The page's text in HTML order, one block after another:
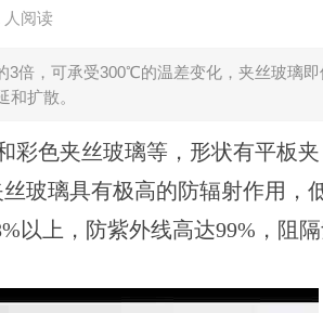
人阅读
3倍，可承受300℃的温差变化，夹丝玻璃即
扩散。
彩色夹丝玻璃等，形状有平板夹
玻璃具有极高的防辐射作用，
以上，防紫外线高达99%，阻